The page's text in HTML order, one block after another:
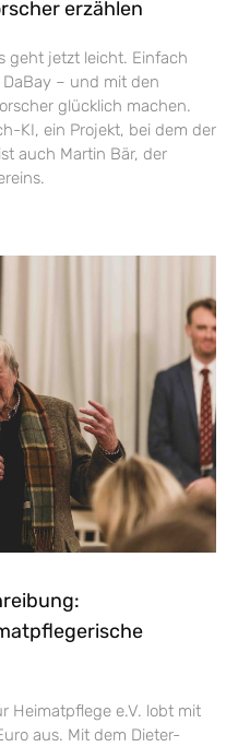
erzählen
geht jetzt leicht. Einfach
– und mit den
glücklich machen.
KI, ein Projekt, bei dem der
auch Martin Bär, der
Heimatpflege e.V. lobt mit
aus. Mit dem Dieter-